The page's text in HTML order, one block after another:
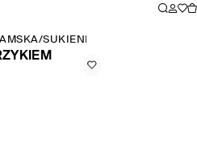
/SUKIENKI